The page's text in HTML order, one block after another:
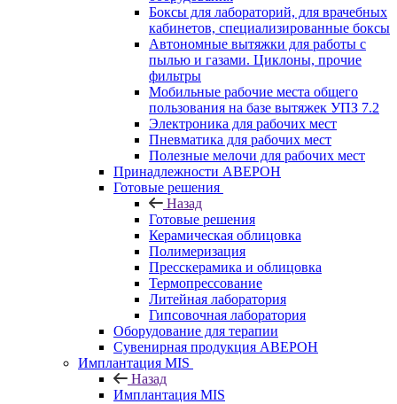
Боксы для лабораторий, для врачебных
кабинетов, специализированные боксы
Автономные вытяжки для работы с
пылью и газами. Циклоны, прочие
фильтры
Мобильные рабочие места общего
пользования на базе вытяжек УПЗ 7.2
Электроника для рабочих мест
Пневматика для рабочих мест
Полезные мелочи для рабочих мест
Принадлежности АВЕРОН
Готовые решения
Назад
Готовые решения
Керамическая облицовка
Полимеризация
Пресскерамика и облицовка
Термопрессование
Литейная лаборатория
Гипсовочная лаборатория
Оборудование для терапии
Сувенирная продукция АВЕРОН
Имплантация MIS
Назад
Имплантация MIS